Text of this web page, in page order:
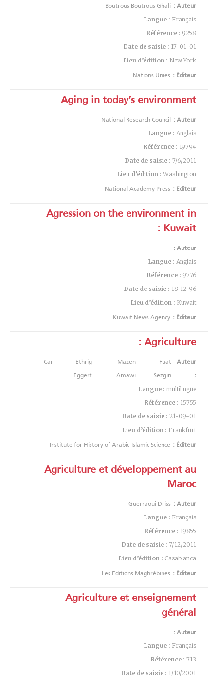
Auteur :
Boutrous Boutrous Ghali
Langue : Français
Référence : 9258
Date de saisie : 17-01-01
Lieu d’édition : New York
Éditeur :
Nations Unies
Aging in today’s environment
Auteur :
National Research Council
Langue : Anglais
Référence : 19794
Date de saisie : 7/6/2011
Lieu d’édition : Washington
Éditeur :
National Academy Press
Agression on the environment in
Kuwait :
Auteur :
Langue : Anglais
Référence : 9776
Date de saisie : 18-12-96
Lieu d’édition : Kuwait
Éditeur :
Kuwait News Agency
Agriculture :
Auteur
:
Fuat
Sezgin
Mazen
Amawi
Carl Ethrig
Eggert
Langue : multilingue
Référence : 15755
Date de saisie : 21-09-01
Lieu d’édition : Frankfurt
Éditeur :
Institute for History of Arabic-Islamic Science
Agriculture et développement au
Maroc
Auteur :
Guerraoui Driss
Langue : Français
Référence : 19855
Date de saisie : 7/12/2011
Lieu d’édition : Casablanca
Éditeur :
Les Editions Maghrébines
Agriculture et enseignement
général
Auteur :
Langue : Français
Référence : 713
Date de saisie : 1/10/2001